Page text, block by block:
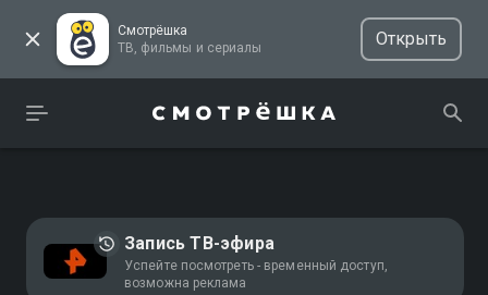
Смотрёшка
ТВ, фильмы и сериалы
Открыть
Запись ТВ-эфира
Успейте посмотреть - временный доступ,
возможна реклама